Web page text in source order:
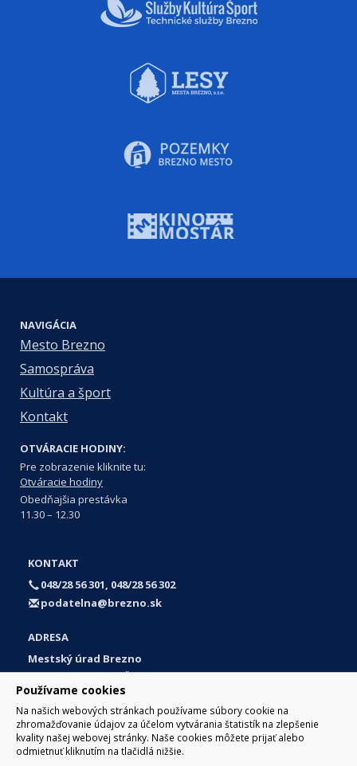
Používame cookies
Na našich webových stránkach používame súbory cookie na
zhromažďovanie údajov za účelom vytvárania štatistík na zlepšenie
kvality našej webovej stránky. Naše cookies môžete prijať alebo
odmietnuť kliknutím na tlačidlá nižšie.
NAVIGÁCIA
Mesto Brezno
Samospráva
Kultúra a šport
Kontakt
OTVÁRACIE HODINY:
Pre zobrazenie kliknite tu:
Otváracie hodiny
Obedňajšia prestávka
11.30 – 12.30
KONTAKT
048/28 56 301, 048/28 56 302
podatelna@brezno.sk
ADRESA
Mestský úrad Brezno
Námestie gen. M. R. Štefánika 1
977 01 Brezno
Slovakia (Slovak Republic)